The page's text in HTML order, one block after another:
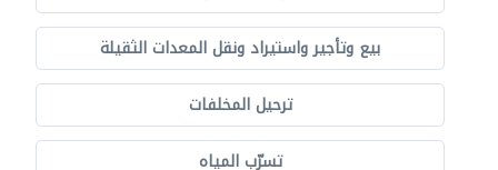
بيع وتأجير واستيراد ونقل المعدات الثقيلة
ترحيل المخلفات
تسرّب المياه